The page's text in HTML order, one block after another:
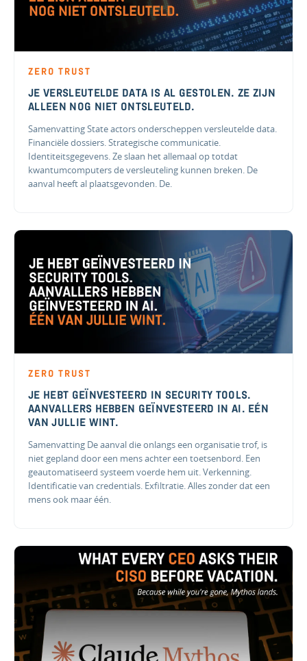
ZERO TRUST
JE VERSLEUTELDE DATA IS AL GESTOLEN. ZE ZIJN
ALLEEN NOG NIET ONTSLEUTELD.
Samenvatting State actors onderscheppen versleutelde data.
Financiële dossiers. Strategische communicatie.
Identiteitsgegevens. Ze slaan het allemaal op totdat
kwantumcomputers de versleuteling kunnen breken. De
aanval heeft al plaatsgevonden. De.
ZERO TRUST
JE HEBT GEÏNVESTEERD IN SECURITY TOOLS.
AANVALLERS HEBBEN GEÏNVESTEERD IN AI. EÉN
VAN JULLIE WINT.
Samenvatting De aanval die onlangs een organisatie trof, is
niet gepland door een mens achter een toetsenbord. Een
geautomatiseerd systeem voerde hem uit. Verkenning.
Identificatie van credentials. Exfiltratie. Alles zonder dat een
mens ook maar één.